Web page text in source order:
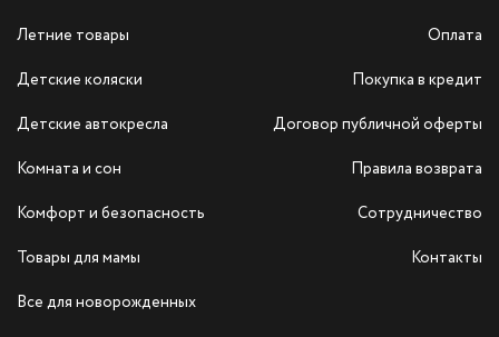
Летние товары
Детские коляски
Детские автокресла
Комната и сон
Комфорт и безопасность
Товары для мамы
Все для новорожденных
Оплата
Покупка в кредит
Договор публичной оферты
Правила возврата
Сотрудничество
Контакты